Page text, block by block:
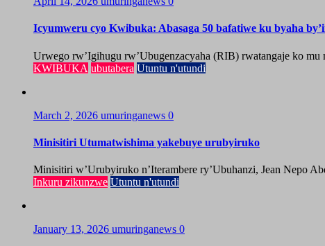
Icyumweru cyo Kwibuka: Abasaga 50 bafatiwe ku byaha
Urwego rw’Igihugu rw’Ubugenzacyaha (RIB) rwatangaje ko
KWIBUKA ubutabera Utuntu n'utundi
March 2, 2026 umuringanews 0
Minisitiri Utumatwishima yakebuye urubyiruko
Minisitiri w’Urubyiruko n’Iterambere ry’Ubuhanzi, Jean Nepo
Inkuru zikunzwe Utuntu n'utundi
January 13, 2026 umuringanews 0